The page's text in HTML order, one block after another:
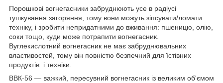
Порошкові вогнегасники забруднюють усе в радіусі
тушкування загоряння, тому вони можуть зіпсувати/ломати
техніку, і зробити непридатними до вживання: пшеницю, олію,
соки тощо, куди може потрапити вогнегасник.
Вуглекислотний вогнегасник не має забруднювальних
властивостей, тому він повністю безпечний для їстівних
продуктів і техніки.
ВВК-56 — важкий, пересувний вогнегасник із великим об'ємом